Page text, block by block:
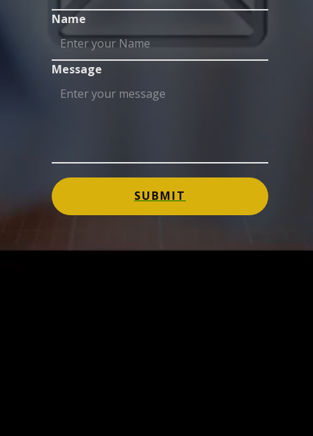
Name
Message
SUBMIT